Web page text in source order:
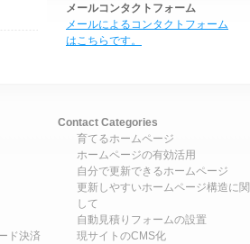
メールコンタクトフォーム
メールによるコンタクトフォーム
はこちらです。
ド決済
Contact Categories
育てるホームページ
ホームページの有効活用
自分で更新できるホームページ
更新しやすいホームページ構造に関
して
自動見積りフォームの設置
現サイトのCMS化